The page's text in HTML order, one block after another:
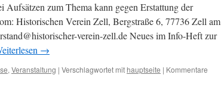
zum Thema kann gegen Erstattung der
Historischen Verein Zell, Bergstraße 6, 77736 Zell am
verein-zell.de Neues im Info-Heft zur
→
, Veranstaltung | Verschlagwortet mit hauptseite | Kommentare